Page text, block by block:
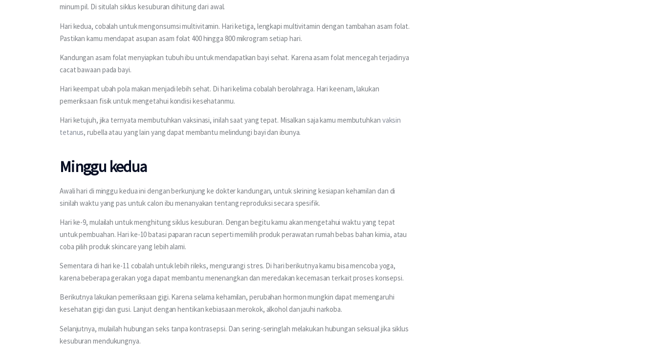
minum pil. Di situlah siklus kesuburan dihitung dari awal.
Hari kedua, cobalah untuk mengonsumsi multivitamin. Hari ketiga, lengkapi multivitamin dengan tambahan asam folat.
Pastikan kamu mendapat asupan asam folat 400 hingga 800 mikrogram setiap hari.
Kandungan asam folat menyiapkan tubuh ibu untuk mendapatkan bayi sehat. Karena asam folat mencegah terjadinya
cacat bawaan pada bayi.
Hari keempat ubah pola makan menjadi lebih sehat. Di hari kelima cobalah berolahraga. Hari keenam, lakukan
pemeriksaan fisik untuk mengetahui kondisi kesehatanmu.
Hari ketujuh, jika ternyata membutuhkan vaksinasi, inilah saat yang tepat. Misalkan saja kamu membutuhkan vaksin
tetanus, rubella atau yang lain yang dapat membantu melindungi bayi dan ibunya.
Minggu kedua
Awali hari di minggu kedua ini dengan berkunjung ke dokter kandungan, untuk skrining kesiapan kehamilan dan di
sinilah waktu yang pas untuk calon ibu menanyakan tentang reproduksi secara spesifik.
Hari ke-9, mulailah untuk menghitung siklus kesuburan. Dengan begitu kamu akan mengetahui waktu yang tepat
untuk pembuahan. Hari ke-10 batasi paparan racun seperti memilih produk perawatan rumah bebas bahan kimia, atau
coba pilih produk skincare yang lebih alami.
Sementara di hari ke-11 cobalah untuk lebih rileks, mengurangi stres. Di hari berikutnya kamu bisa mencoba yoga,
karena beberapa gerakan yoga dapat membantu menenangkan dan meredakan kecemasan terkait proses konsepsi.
Berikutnya lakukan pemeriksaan gigi. Karena selama kehamilan, perubahan hormon mungkin dapat memengaruhi
kesehatan gigi dan gusi. Lanjut dengan hentikan kebiasaan merokok, alkohol dan jauhi narkoba.
Selanjutnya, mulailah hubungan seks tanpa kontrasepsi. Dan sering-seringlah melakukan hubungan seksual jika siklus
kesuburan mendukungnya.